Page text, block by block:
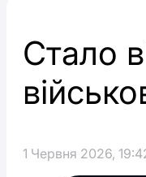
Стало
1 Червня 2026,